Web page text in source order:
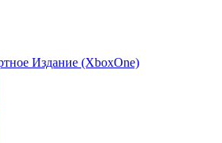
Издание (XboxOne)